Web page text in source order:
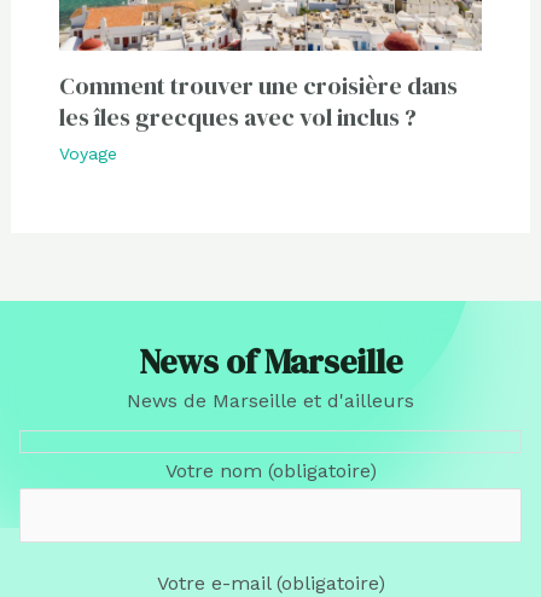
Comment trouver une croisière dans
les îles grecques avec vol inclus ?
Voyage
News of Marseille
News de Marseille et d'ailleurs
Votre nom (obligatoire)
Votre e-mail (obligatoire)